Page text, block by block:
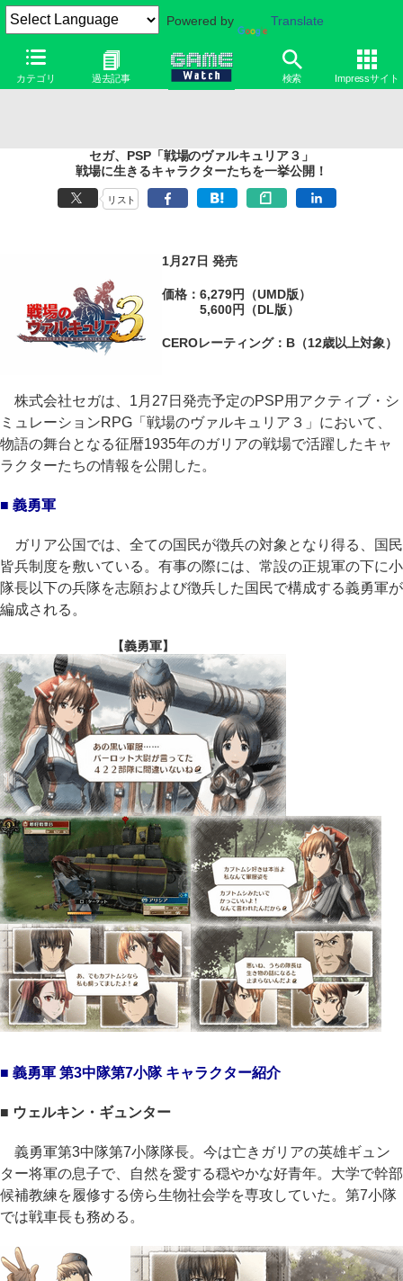
Powered by Translate
カテゴリ 過去記事 検索 Impressサイト
セガ、PSP「戦場のヴァルキュリア３」
戦場に生きるキャラクターたちを一挙公開！
リスト
1月27日 発売
価格：6,279円（UMD版）
5,600円（DL版）
CEROレーティング：B（12歳以上対象）
株式会社セガは、1月27日発売予定のPSP用アクティブ・シ
ミュレーションRPG「戦場のヴァルキュリア３」において、
物語の舞台となる征暦1935年のガリアの戦場で活躍したキャ
ラクターたちの情報を公開した。
■ 義勇軍
ガリア公国では、全ての国民が徴兵の対象となり得る、国民
皆兵制度を敷いている。有事の際には、常設の正規軍の下に小
隊長以下の兵隊を志願および徴兵した国民で構成する義勇軍が
編成される。
【義勇軍】
■ 義勇軍 第3中隊第7小隊 キャラクター紹介
■ ウェルキン・ギュンター
義勇軍第3中隊第7小隊隊長。今は亡きガリアの英雄ギュン
ター将軍の息子で、自然を愛する穏やかな好青年。大学で幹部
候補教練を履修する傍ら生物社会学を専攻していた。第7小隊
では戦車長も務める。